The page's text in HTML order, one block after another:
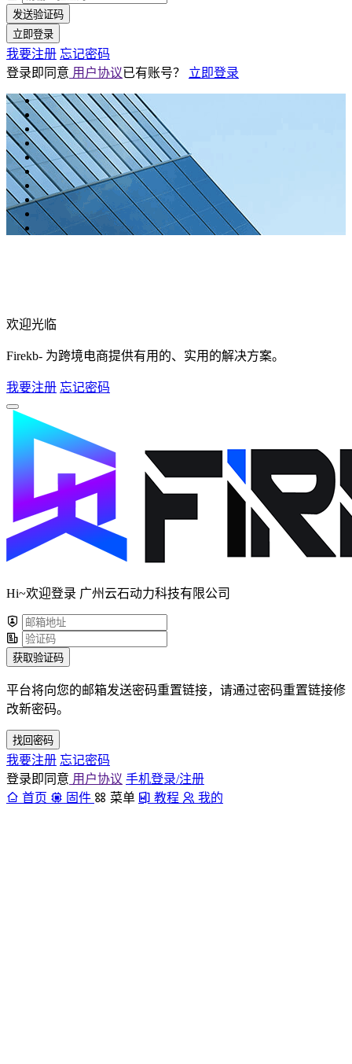
发送验证码
立即登录
我要注册 忘记密码
登录即同意 用户协议已有账号？ 立即登录
欢迎光临
Firekb- 为跨境电商提供有用的、实用的解决方案。
我要注册 忘记密码
Hi~欢迎登录 广州云石动力科技有限公司
获取验证码
平台将向您的邮箱发送密码重置链接，请通过密码重置链接修
改新密码。
找回密码
我要注册 忘记密码
登录即同意 用户协议 手机登录/注册
首页
固件 菜单 教程 我的